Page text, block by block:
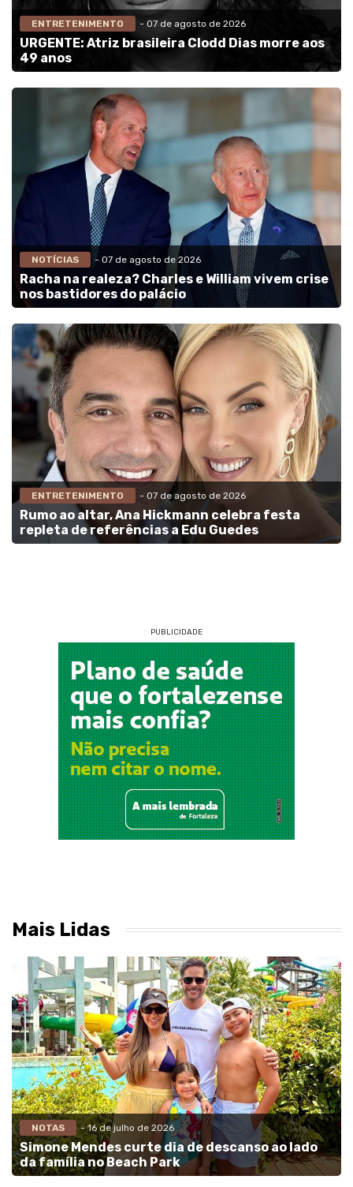
ENTRETENIMENTO - 07 de agosto de 2026
URGENTE: Atriz brasileira Clodd Dias morre aos
49 anos
NOTÍCIAS - 07 de agosto de 2026
Racha na realeza? Charles e William vivem crise
nos bastidores do palácio
ENTRETENIMENTO - 07 de agosto de 2026
Rumo ao altar, Ana Hickmann celebra festa
repleta de referências a Edu Guedes
PUBLICIDADE
Mais Lidas
NOTAS - 16 de julho de 2026
Simone Mendes curte dia de descanso ao lado
da família no Beach Park